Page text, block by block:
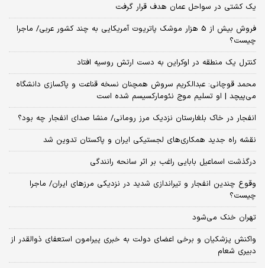
یک کشتی در سواحل عمان هدف قرار گرفت
فروش بیش از 5 هزار موشک پاتریوت آمریکایی به چند کشور عربی/ ماجرا
چیست؟
کنترل یک منطقه در اوکراین به دست ارتش روسیه افتاد
محمد قوچانی: عبدالکریم سروش همچنان نسخه قناعت و پاکسازی دانشگاه
می‌پیچد | او تسلیم موج نئومارکسیسم شده است
انفجار در خاک بلغارستان نزدیک مرز رومانی/ منشا صدای انفجار چه بود؟
نقشه راه جدید همکاری‌های لجستیکی ایران و پاکستان تدوین شد
درگذشت اسماعیل بابایی راغب بر اثر سانحه رانندگی
وقوع چندین انفجار و تیراندازی شدید در نزدیکی مرز‌های ایران/ ماجرا
چیست؟
تهران خنک می‌شود
واکنش پزشکیان و برخی اعضای دولت به خبری پیرامون استعفای ذوالقدر از
دبیری شعام